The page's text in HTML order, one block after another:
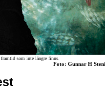
som inte längre finns.
Foto: Gunnar H